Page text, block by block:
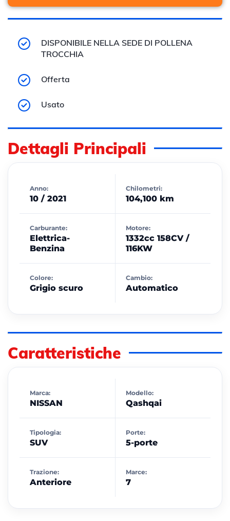
DISPONIBILE NELLA SEDE DI POLLENA
TROCCHIA
Offerta
Usato
Dettagli Principali
Anno:
10 / 2021
Chilometri:
104,100 km
Carburante:
Elettrica-
Benzina
Motore:
1332cc 158CV /
116KW
Colore:
Grigio scuro
Cambio:
Automatico
Caratteristiche
Marca:
NISSAN
Modello:
Qashqai
Tipologia:
SUV
Porte:
5-porte
Trazione:
Anteriore
Marce:
7